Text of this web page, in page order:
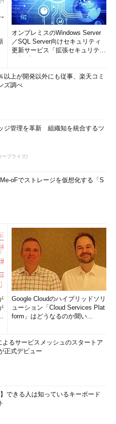
オンプレミスのWindows Server
／SQL Server向けセキュリティ
更新サービス「拡張セキュリティ
以上が開発以外にも従事、楽天コミ
ズ調べ
ジ管理を革新 組織知を統合するツ
ープライズ)
oFでストレージを仮想化する「S
Google Cloudのハイブリッドソリ
ューション「Cloud Services Plat
form」はどうなるのか聞い...
よるサービスメッシュのスタートア
正式デビュー
】できる人は知っているキーボード